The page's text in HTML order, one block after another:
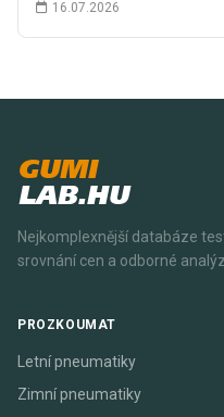
16.07.2026
GUMI
LAB.HU
Nejkomplexnější databáze
srovnání cen a odborné
PROZKOUMAT
Letní pneumatiky
Zimní pneumatiky